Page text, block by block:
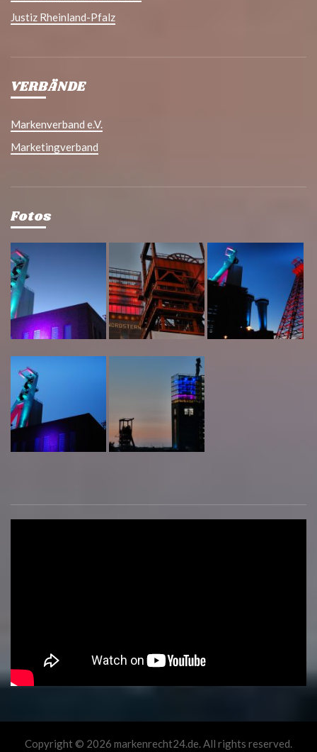
Justiz Rheinland-Pfalz
VERBÄNDE
Markenverband e.V.
Marketingverband
Fotos
Copyright © 2026 markenrecht24.de. All rights reserved.